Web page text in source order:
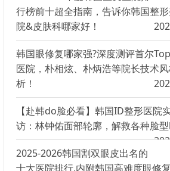
行榜前十超全指南，告诉你韩国整
院&皮肤科哪家好！
韩国眼修复哪家强?深度测评首尔
医院，朴相炫、朴炳浩等院长技术
析！
【赴韩do脸必看】韩国ID整形医院
访：林钟佑面部轮廓，解救各种脸
2025-2026韩国割双眼皮出名的
十大医院排行,内附韩国高难度眼修